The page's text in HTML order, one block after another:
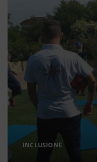
INCLUSIONE